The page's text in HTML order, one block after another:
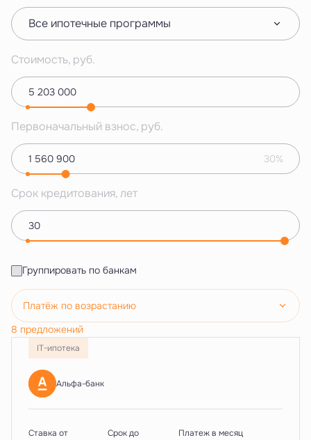
Все ипотечные программы
Стоимость, руб.
Первоначальный взнос, руб.
30%
Срок кредитования, лет
Группировать по банкам
Платёж по возрастанию
8 предложений
IT-ипотека
Альфа-банк
Ставка от
Срок до
Платеж в месяц